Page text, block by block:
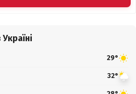
29°
32°